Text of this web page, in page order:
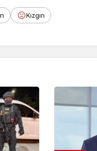
Kızgın